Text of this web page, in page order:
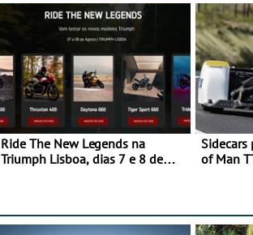
Ride The New Legends na
Triumph Lisboa, dias 7 e 8 de
Sidecars
of Man